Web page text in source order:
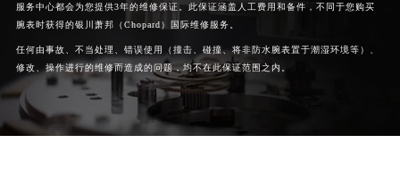
服务中心都会为您提供3年的维修保证。此保证涵盖人工费用和备件，不同于您购买
腕表时获得的银川萧邦（Chopard）国际维修服务。
任何由事故、不当处理、错误使用（撞击、碰撞、将非防水腕表置于潮湿环境等）、
修改、操作进行的维修而造成的问题，均不在此保证范围之内。